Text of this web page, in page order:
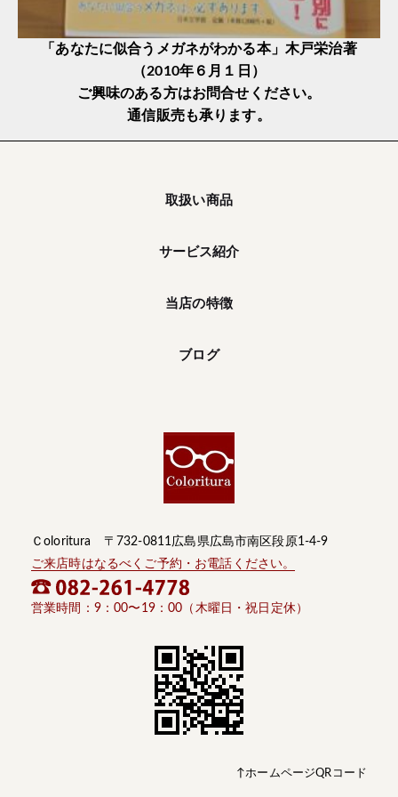
「あなたに似合うメガネがわかる本」木戸栄治著
（2010年６月１日）
ご興味のある方はお問合せください。
通信販売も承ります。
取扱い商品
サービス紹介
当店の特徴
ブログ
Ｃoloritura 〒732-0811広島県広島市南区段原1-4-9
ご来店時はなるべくご予約・お電話ください。
営業時間：9：00〜19：00（木曜日・祝日定休）
↑ホームページQRコード